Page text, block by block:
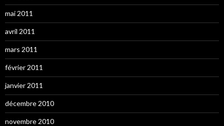
mai 2011
avril 2011
mars 2011
février 2011
janvier 2011
décembre 2010
novembre 2010